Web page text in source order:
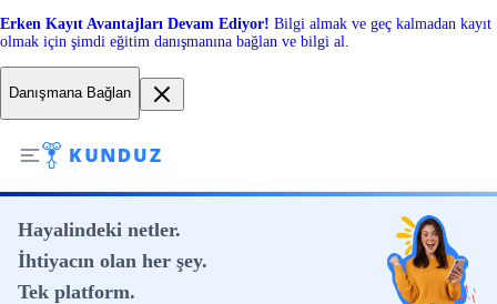
Erken Kayıt Avantajları Devam Ediyor! Bilgi almak ve geç kalmadan kayıt
olmak için şimdi eğitim danışmanına bağlan ve bilgi al.
Danışmana Bağlan
Hayalindeki netler.
İhtiyacın olan her şey.
Tek platform.